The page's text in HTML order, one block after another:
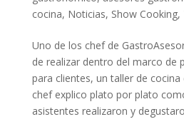
cocina, Noticias, Show Cooking,
Uno de los chef de
de realizar dentro del marco de
para clientes, un taller de
chef explico plato por plato
asistentes realizaron y